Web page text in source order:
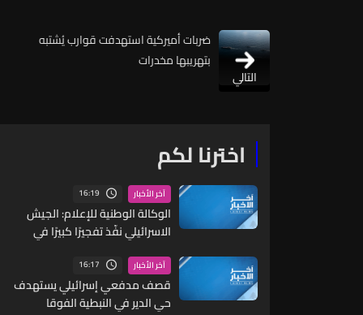
التالي
ضربات أميركية استهدفت قوارب يُشتبه
بتهريبها مخدرات
اخترنا لكم
آخر الأخبار 16:19
الوكالة الوطنية للإعلام: الجيش
الاسرائيلي نفّذ تفجيرًا كبيرًا في
آخر الأخبار 16:17
قصف مدفعي إسرائيلي يستهدف
حي الدير في النبطية الفوقا